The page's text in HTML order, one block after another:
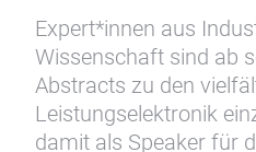
Expert*innen aus
Wissenschaft sind ab
Abstracts zu den
Leistungselektronik
damit als Speaker für